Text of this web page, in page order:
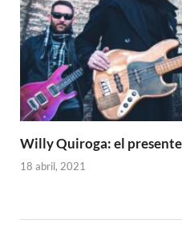
Willy Quiroga: el
18 abril, 2021